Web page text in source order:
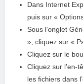
Dans Internet
puis sur «
Sous l’onglet
», cliquez sur «
Cliquez sur le
Cliquez sur l’en-
les fichiers dans